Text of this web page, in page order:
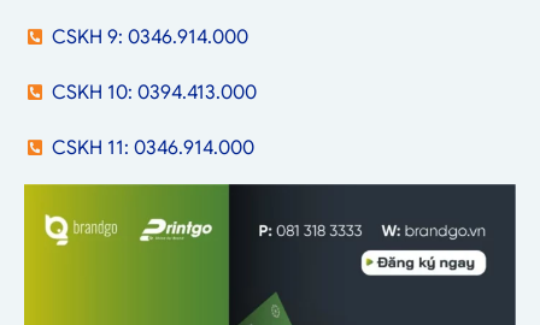
CSKH 9: 0346.914.000
CSKH 10: 0394.413.000
CSKH 11: 0346.914.000